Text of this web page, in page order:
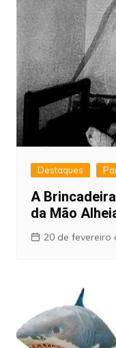
Destaques
A
da Mão
20 de fevereiro